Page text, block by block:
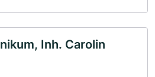
Inh. Carolin